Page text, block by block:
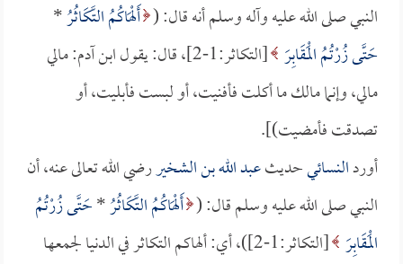
النبي صلى الله عليه وآله وسلم أنه قال: ( أَلْهَاكُمُ التَّكَاثُرُ*
حَتَّى زُرْتُمُ الْمَقَابِرَ
[التكاثر:1-2]، قال: يقول ابن آدم: مالي
مالي، وإنما مالك ما أكلت فأفنيت، أو لبست فأبليت، أو
تصدقت فأمضيت)].
أوردالنسائيحديثعبد الله بن الشخيررضي الله تعالى عنه، أن
النبي صلى الله عليه وسلم قال: ( أَلْهَاكُمُ التَّكَاثُرُ*حَتَّى زُرْتُمُ
الْمَقَابِرَ
[التكاثر:1-2])، أي: ألهاكم التكاثر في الدنيا لجمعها